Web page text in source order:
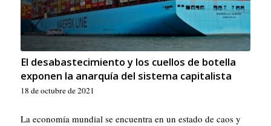
El desabastecimiento y los cuellos de botella
exponen la anarquía del sistema capitalista
18 de octubre de 2021
La economía mundial se encuentra en un estado de caos y